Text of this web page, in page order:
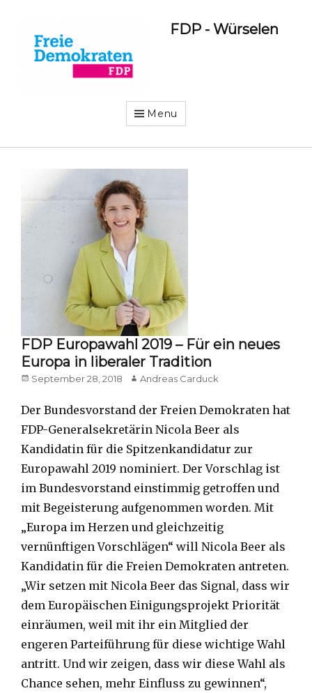
FDP - Würselen
Menu
FDP Europawahl 2019 – Für ein neues
Europa in liberaler Tradition
Posted
September 28, 2018 Author
Andreas Carduck
Der Bundesvorstand der Freien Demokraten hat
FDP-Generalsekretärin Nicola Beer als
Kandidatin für die Spitzenkandidatur zur
Europawahl 2019 nominiert. Der Vorschlag ist
im Bundesvorstand einstimmig getroffen und
mit Begeisterung aufgenommen worden. Mit
„Europa im Herzen und gleichzeitig
vernünftigen Vorschlägen“ will Nicola Beer als
Kandidatin für die Freien Demokraten antreten.
„Wir setzen mit Nicola Beer das Signal, dass wir
dem Europäischen Einigungsprojekt Priorität
einräumen, weil mit ihr ein Mitglied der
engeren Parteiführung für diese wichtige Wahl
antritt. Und wir zeigen, dass wir diese Wahl als
Chance sehen, mehr Einfluss zu gewinnen“,